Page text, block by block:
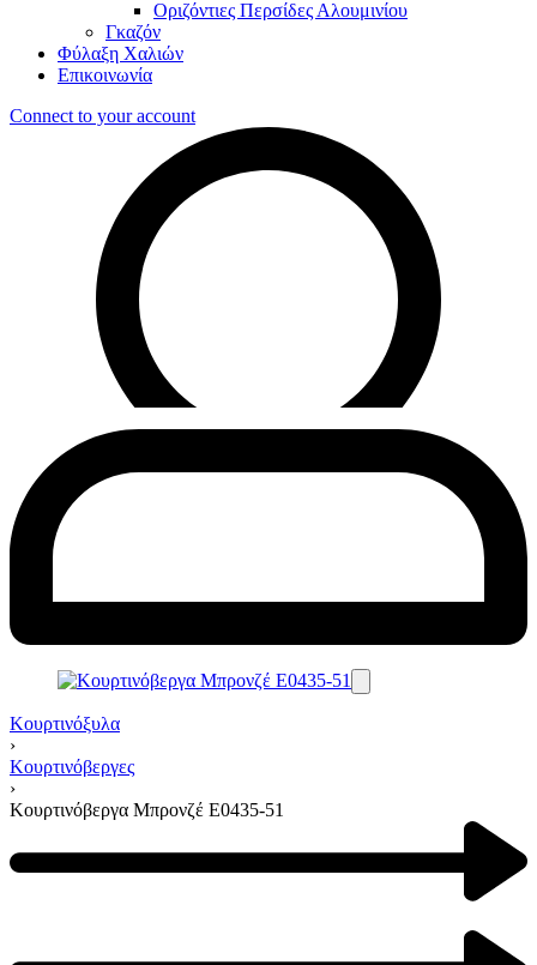
Οριζόντιες Περσίδες Αλουμινίου
Γκαζόν
Φύλαξη Χαλιών
Επικοινωνία
Connect to your account
Κουρτινόξυλα
›
Κουρτινόβεργες
›
Κουρτινόβεργα Μπρονζέ E0435-51
navigation